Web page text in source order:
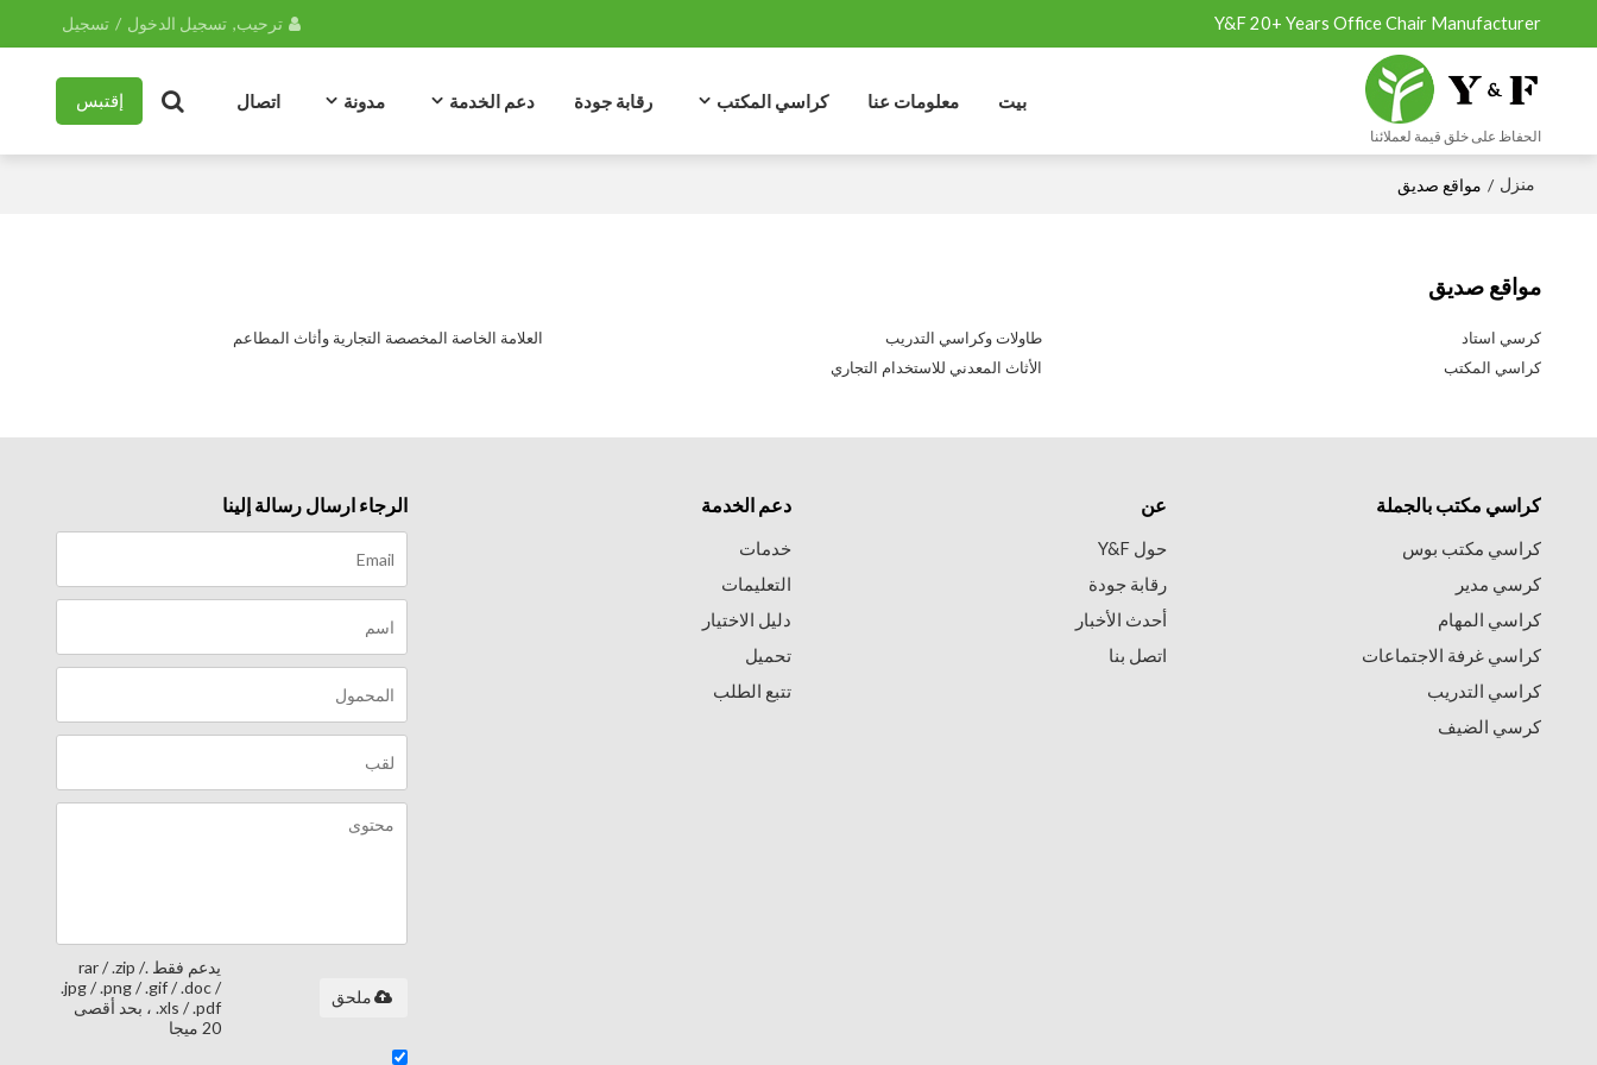
Y&F 20+ Years Office Chair Manufacturer ترحيب, تسجيل الدخول / تسجيل
الحفاظ على خلق قيمة لعملائنا
بيت معلومات عنا كراسي المكتب رقابة جودة دعم الخدمة مدونة اتصال إقتبس
منزل / مواقع صديق
مواقع صديق
كرسي استاد طاولات وكراسي التدريب
العلامة الخاصة المخصصة التجارية وأثاث المطاعم
كراسي المكتب
الأثاث المعدني للاستخدام التجاري
كراسي مكتب بالجملة
كراسي مكتب بوس
كرسي مدير
كراسي المهام
كراسي غرفة الاجتماعات
كراسي التدريب
كرسي الضيف
عن
حول Y&F
رقابة جودة
أحدث الأخبار
اتصل بنا
دعم الخدمة
خدمات
التعليمات
دليل الاختيار
تحميل
تتبع الطلب
الرجاء ارسال رسالة إلينا
يدعم فقط .rar / .zip /
.jpg / .png / .gif / .doc /
.xls / .pdf ، بحد أقصى
20 ميجا
ملحق